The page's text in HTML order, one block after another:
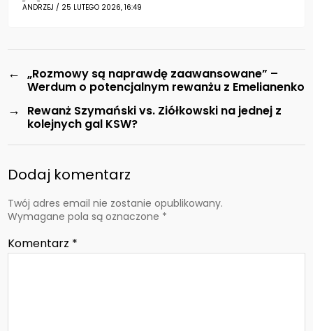
ANDRZEJ / 25 LUTEGO 2026, 16:49
← „Rozmowy są naprawdę zaawansowane” –
Werdum o potencjalnym rewanżu z Emelianenko
→
Rewanż Szymański vs. Ziółkowski na jednej z
kolejnych gal KSW?
Dodaj komentarz
Twój adres email nie zostanie opublikowany.
Wymagane pola są oznaczone *
Komentarz *